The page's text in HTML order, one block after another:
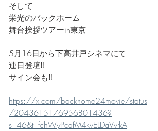
そして
栄光のバックホーム
舞台挨拶ツアーin東京
5月16日から下高井戸シネマにて
連日登壇‼️
サイン会も‼️
https://x.com/backhome24movie/status
/2043615176956801436?
s=46&t=fchWyPcdfM4kvELDaVvrkA